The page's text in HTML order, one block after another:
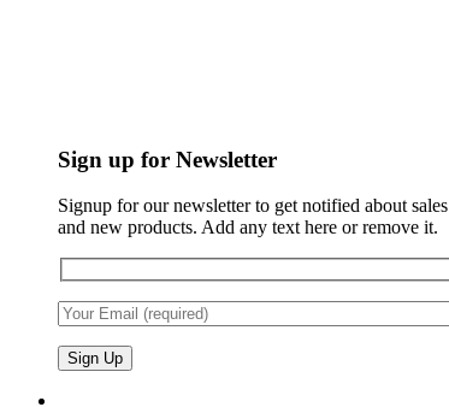
Sign up for Newsletter
Signup for our newsletter to get notified about sales
and new products. Add any text here or remove it.